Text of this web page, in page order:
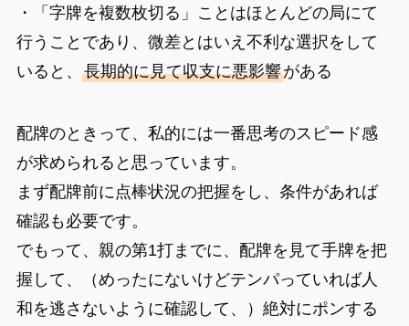
・「字牌を複数枚切る」ことはほとんどの局にて
行うことであり、微差とはいえ不利な選択をして
いると、 長期的に見て収支に悪影響がある
配牌のときって、私的には一番思考のスピード感
が求められると思っています。
まず配牌前に点棒状況の把握をし、条件があれば
確認も必要です。
でもって、親の第1打までに、配牌を見て手牌を把
握して、（めったにないけどテンパっていれば人
和を逃さないように確認して、）絶対にポンする